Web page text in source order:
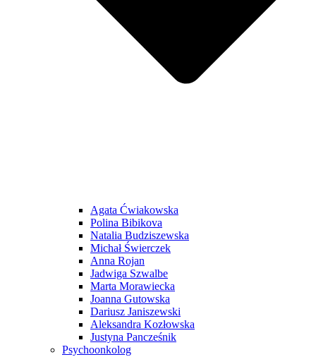
Agata Ćwiakowska
Polina Bibikova
Natalia Budziszewska
Michał Świerczek
Anna Rojan
Jadwiga Szwalbe
Marta Morawiecka
Joanna Gutowska
Dariusz Janiszewski
Aleksandra Kozłowska
Justyna Pancześnik
Psychoonkolog